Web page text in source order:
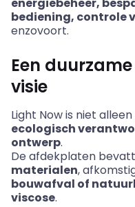
energiebeheer,
bediening, controle
enzovoort.
Een duurzame
visie
Light Now is niet alleen
ecologisch
ontwerp.
De afdekplaten
materialen,
bouwafval of
viscose.